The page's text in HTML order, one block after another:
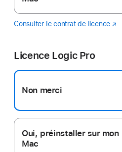
Consulter le contrat de licence Final
Licence Logic Pro
Non merci
Oui, préinstaller sur mon
Mac